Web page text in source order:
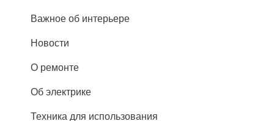
Важное об интерьере
Новости
О ремонте
Об электрике
Техника для использования